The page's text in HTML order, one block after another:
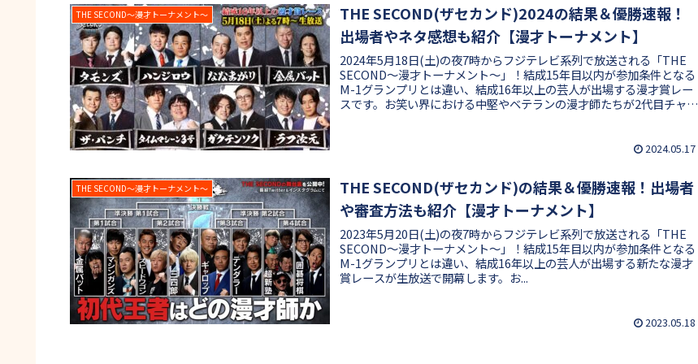
THE SECOND〜漫才トーナメント〜
THE SECOND(ザセカンド)2024の結果＆優勝速報！
出場者やネタ感想も紹介【漫才トーナメント】
2024年5月18日(土)の夜7時からフジテレビ系列で放送される「THE
SECOND〜漫才トーナメント〜」！結成15年目以内が参加条件となる
M-1グランプリとは違い、結成16年以上の芸人が出場する漫才賞レー
スです。お笑い界における中堅やベテランの漫才師たちが2代目チャン
2024.05.17
THE SECOND〜漫才トーナメント〜
THE SECOND(ザセカンド)の結果＆優勝速報！出場者
や審査方法も紹介【漫才トーナメント】
2023年5月20日(土)の夜7時からフジテレビ系列で放送される「THE
SECOND〜漫才トーナメント〜」！結成15年目以内が参加条件となる
M-1グランプリとは違い、結成16年以上の芸人が出場する新たな漫才
賞レースが生放送で開幕します。お...
2023.05.18